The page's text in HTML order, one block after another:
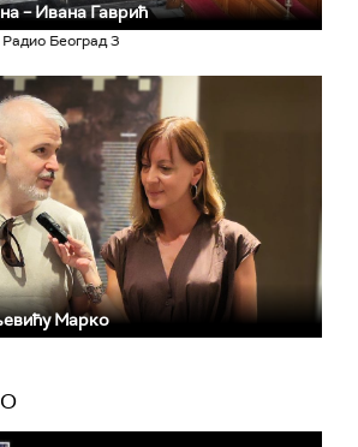
– Ивана Гаврић
Радио Београд 3
Марко